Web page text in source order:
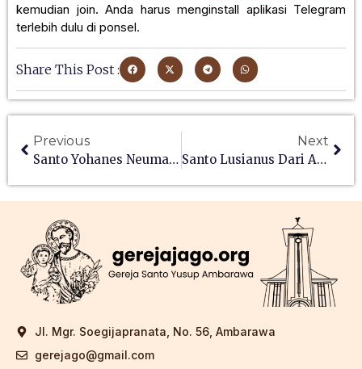
kemudian join. Anda harus menginstall aplikasi Telegram
terlebih dulu di ponsel.
Share This Post :
Previous
Santo Yohanes Neumann
Next
Santo Lusianus Dari Antiokhia
Jl. Mgr. Soegijapranata, No. 56, Ambarawa
gerejago@gmail.com